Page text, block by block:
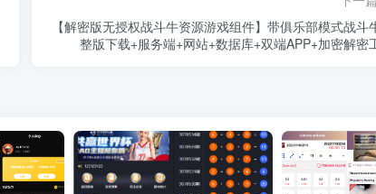
【解密版无授权战斗牛资源游戏组件】带俱乐部模式战斗
整版下载+服务端+网站+数据库+双端APP+加密解密